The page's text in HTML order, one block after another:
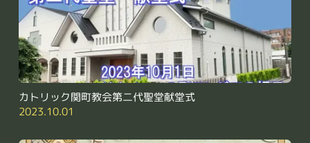
カトリック関町教会第二代聖堂献堂式
2023.10.01